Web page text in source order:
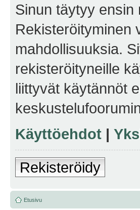
Sinun täytyy
Rekisteröityminen
mahdollisuuksia.
rekisteröityneille
liittyvät käytännöt
Käyttöehdot |
Rekisteröidy
Etusivu